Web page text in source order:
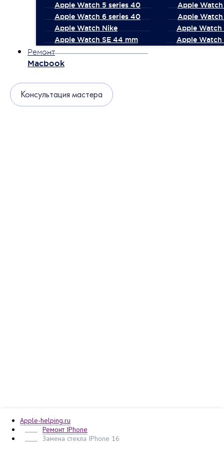
Apple Watch 5 series 40
Apple
Apple Watch 6 series 40
Apple
Apple Watch Nike
Apple Watch
Apple Watch SE 44 mm
Apple Watch
Ремонт
Macbook
Консультация мастера
Apple-helping.ru
Ремонт IPhone
Замена стекла IPhone 16